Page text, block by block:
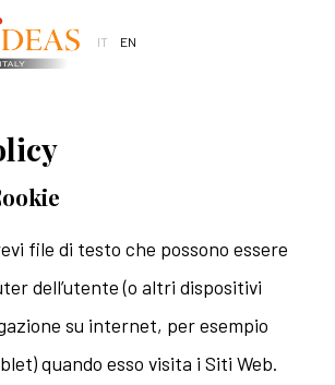
file di testo che possono essere
dell’utente (o altri dispositivi
su internet, per esempio
quando esso visita i Siti Web.